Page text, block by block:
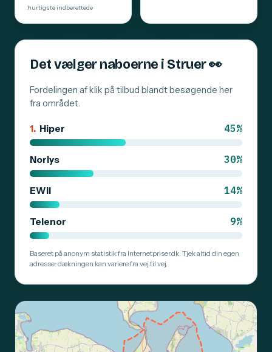
hurtigste indberettede
Det vælger naboerne i Struer👀
Fordelingen af klik på tilbud blandt besøgende her
fra området.
1. Hiper 45%
Norlys 30%
EWII 14%
Telenor 9%
Baseret på anonym statistik fra Internetpriser.dk. Tjek altid din egen
adresse: dækningen kan variere fra vej til vej.